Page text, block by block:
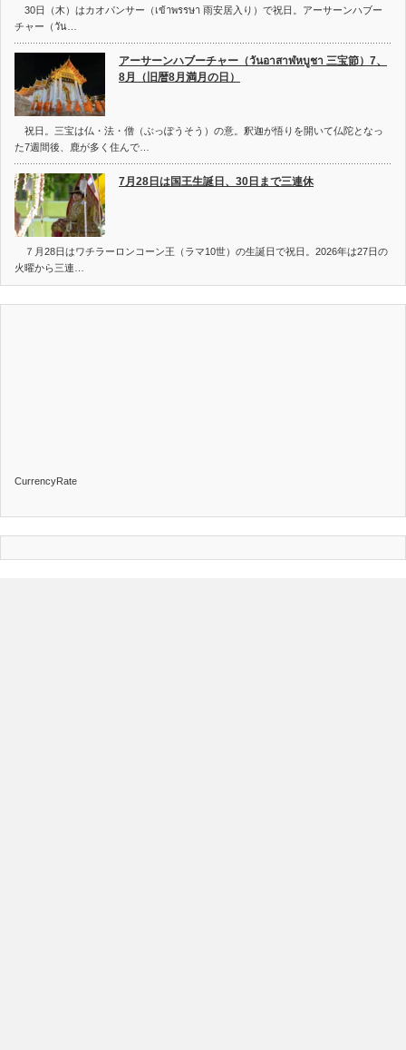
30日（木）はカオパンサー（เข้าพรรษา 雨安居入り）で祝日。アーサーンハブー
チャー（วัน…
アーサーンハブーチャー（วันอาสาฬหบูชา 三宝節）7、
8月（旧暦8月満月の日）
祝日。三宝は仏・法・僧（ぶっぽうそう）の意。釈迦が悟りを開いて仏陀となっ
た7週間後、鹿が多く住んで…
7月28日は国王生誕日、30日まで三連休
７月28日はワチラーロンコーン王（ラマ10世）の生誕日で祝日。2026年は27日の
火曜から三連…
CurrencyRate